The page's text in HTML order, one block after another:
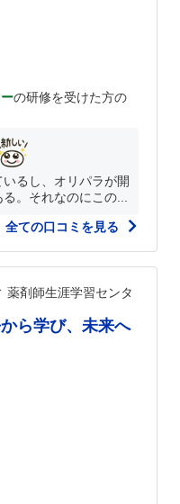
の研修を受けた方の
るし、オリパラが開
。それなのにこの...
全ての口コミを見る
薬剤師生涯学習センタ
ら学び、未来へ